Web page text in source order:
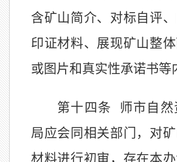
含矿山简介、对标自评、
印证材料、展现矿山整
或图片和真实性承诺书等
第十四条 师市自
局应会同相关部门，对
材料进行初审，存在本